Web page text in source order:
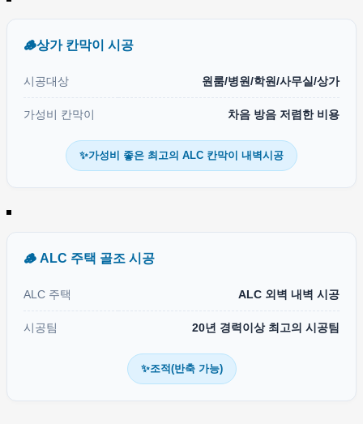
🪵상가 칸막이 시공
시공대상 원룸/병원/학원/사무실/상가
가성비 칸막이 차음 방음 저렴한 비용
✨가성비 좋은 최고의 ALC 칸막이 내벽시공
🪵 ALC 주택 골조 시공
ALC 주택 ALC 외벽 내벽 시공
시공팀 20년 경력이상 최고의 시공팀
✨조적(반축 가능)